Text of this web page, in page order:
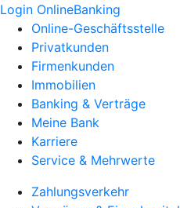
Login OnlineBanking
Online-Geschäftsstelle
Privatkunden
Firmenkunden
Immobilien
Banking & Verträge
Meine Bank
Karriere
Service & Mehrwerte
Zahlungsverkehr